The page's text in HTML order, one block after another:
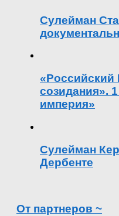
Сулейман
«Российский
созидания».
империя»
Сулейман
Дербенте
От партнеров ~